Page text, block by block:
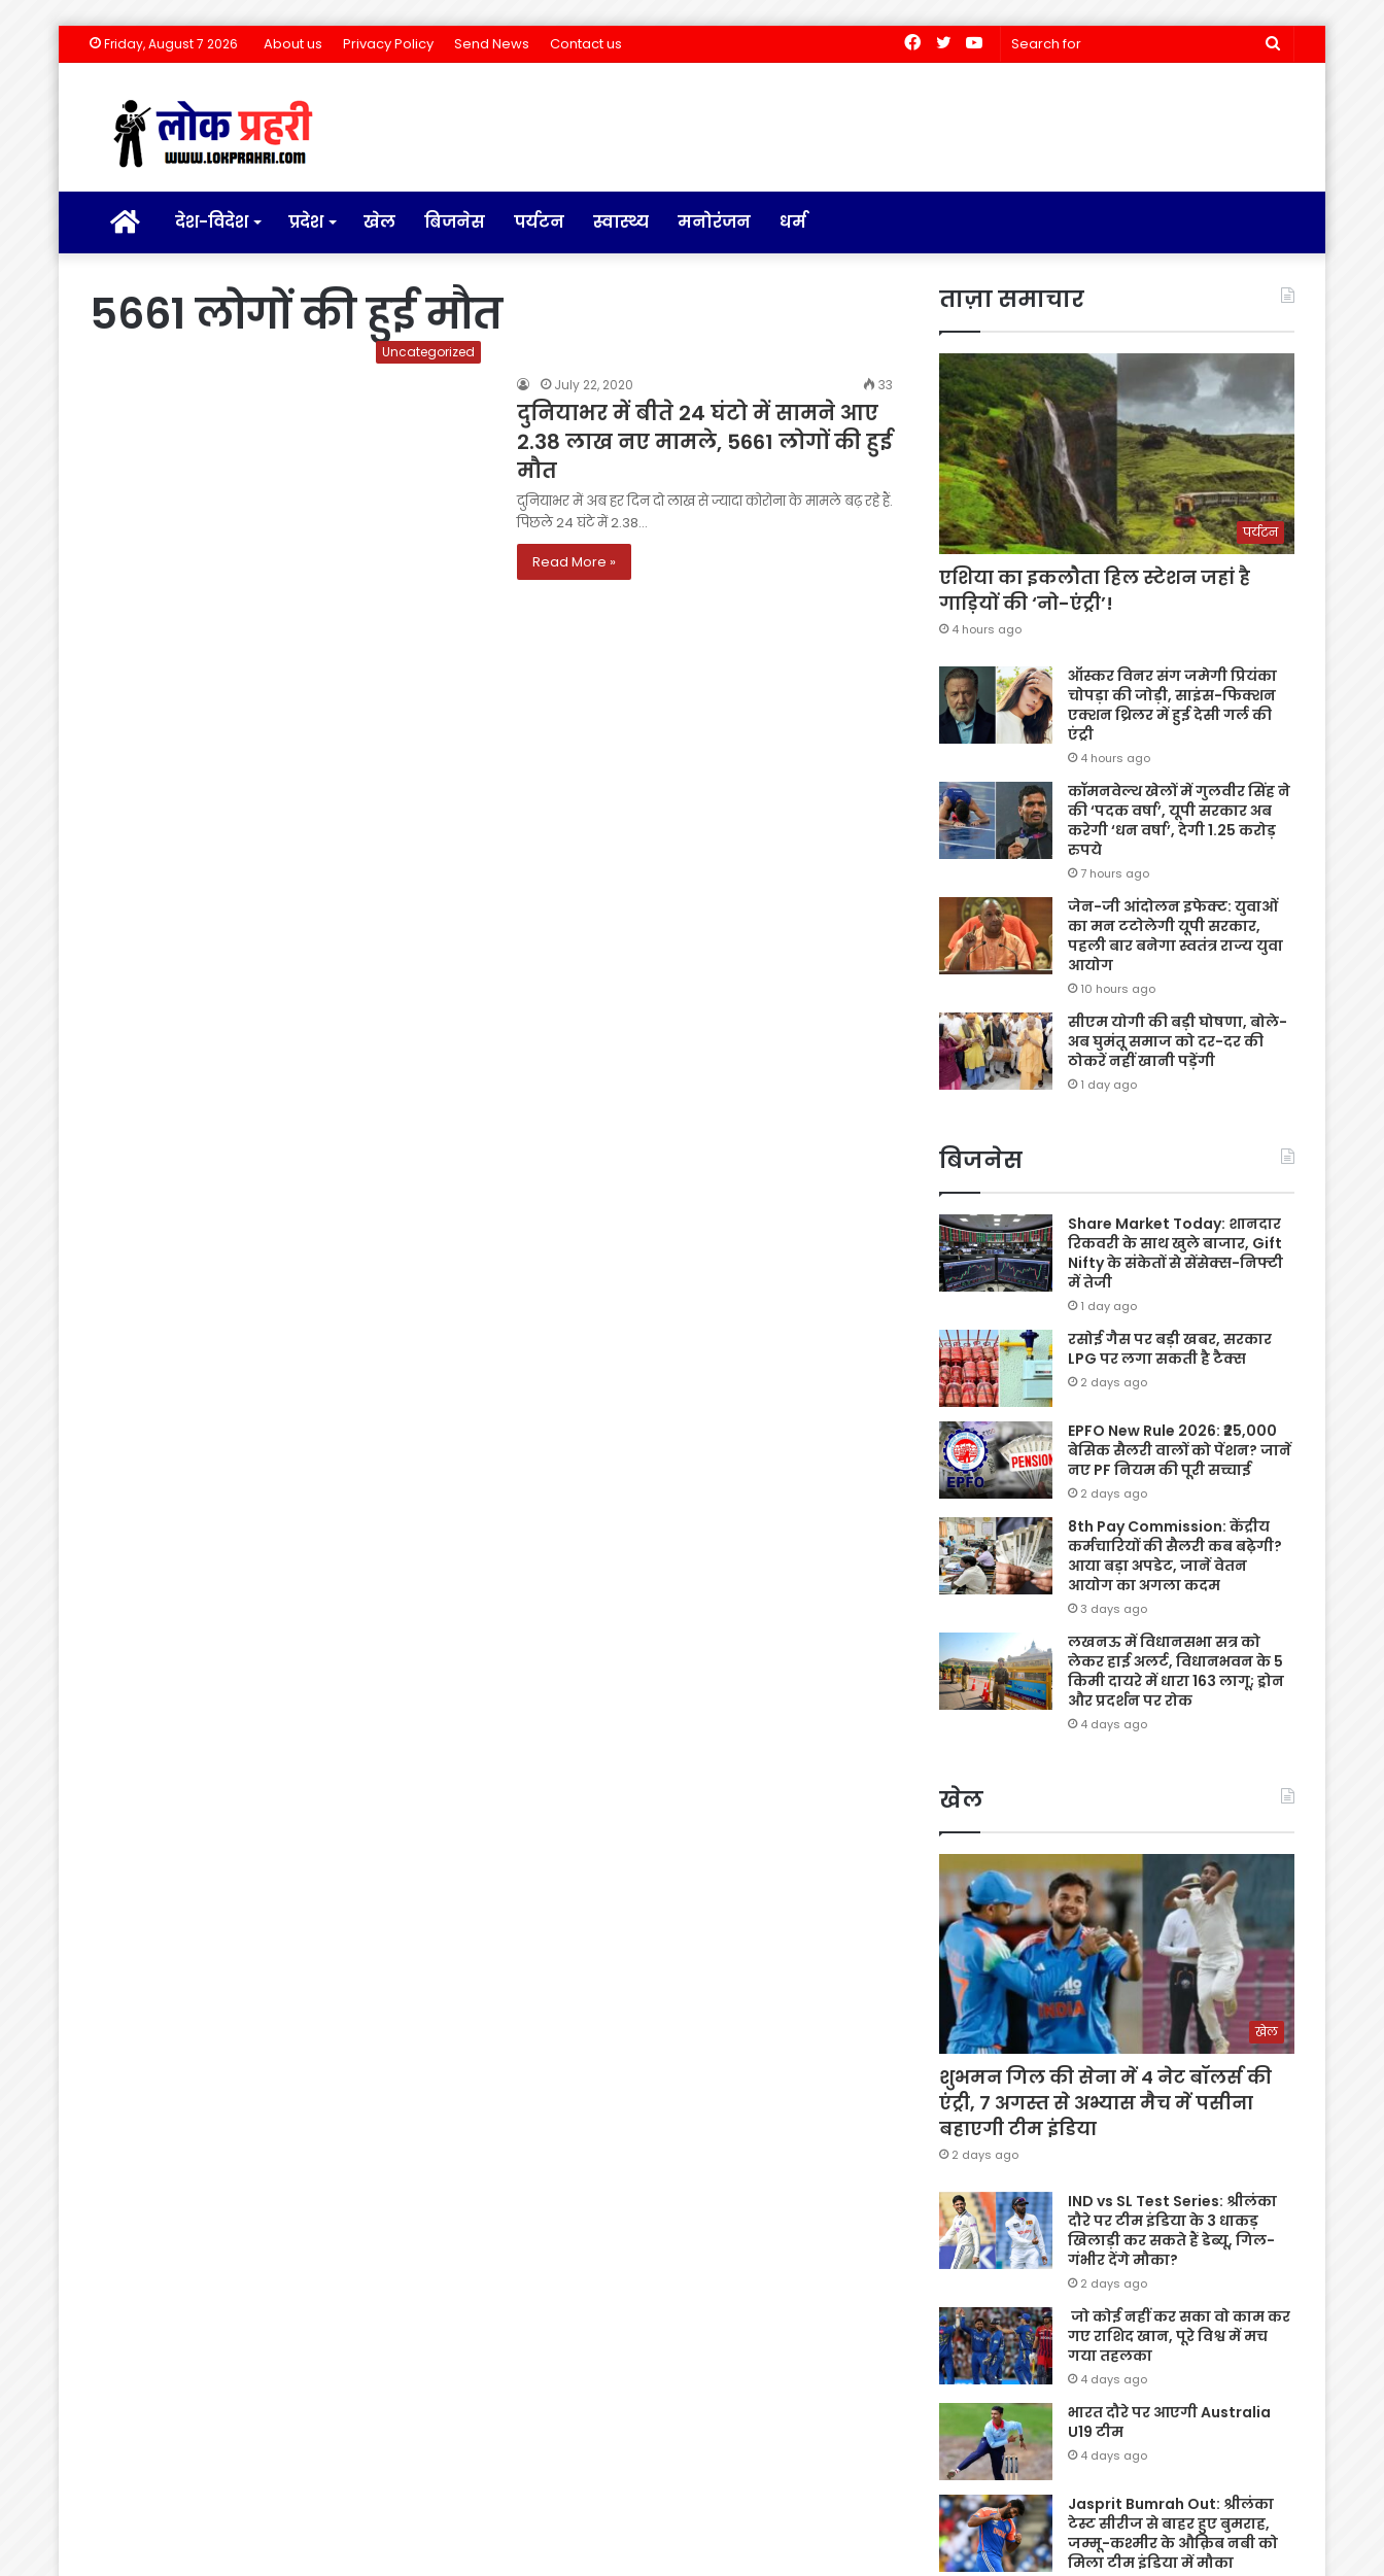
Friday, August 7 2026 About us Privacy Policy Send News Contact us
Search
YouTube
Twitter
Facebook
होम देश-विदेश प्रदेश खेल बिजनेस पर्यटन स्वास्थ्य मनोरंजन धर्म
5661 लोगों की हुई मौत
Uncategorized
July 22, 2020
33
दुनियाभर में बीते 24 घंटो में सामने आए
2.38 लाख नए मामले, 5661 लोगों की हुई
मौत
दुनियाभर में अब हर दिन दो लाख से ज्यादा कोरोना के मामले बढ़ रहे हैं.
पिछले 24 घंटे में 2.38…
Read More »
ताज़ा समाचार
पर्यटन
एशिया का इकलौता हिल स्टेशन जहां है
गाड़ियों की ‘नो-एंट्री’!
4 hours ago
ऑस्कर विनर संग जमेगी प्रियंका
चोपड़ा की जोड़ी, साइंस-फिक्शन
एक्शन थ्रिलर में हुई देसी गर्ल की
एंट्री
4 hours ago
कॉमनवेल्थ खेलों में गुलवीर सिंह ने
की ‘पदक वर्षा’, यूपी सरकार अब
करेगी ‘धन वर्षा’, देगी 1.25 करोड़
रुपये
7 hours ago
जेन-जी आंदोलन इफेक्ट: युवाओं
का मन टटोलेगी यूपी सरकार,
पहली बार बनेगा स्वतंत्र राज्य युवा
आयोग
10 hours ago
सीएम योगी की बड़ी घोषणा, बोले-
अब घुमंतू समाज को दर-दर की
ठोकरें नहीं खानी पड़ेंगी
1 day ago
बिजनेस
Share Market Today: शानदार
रिकवरी के साथ खुले बाजार, Gift
Nifty के संकेतों से सेंसेक्स-निफ्टी
में तेजी
1 day ago
रसोई गैस पर बड़ी खबर, सरकार
LPG पर लगा सकती है टैक्स
2 days ago
EPFO New Rule 2026: ₹25,000
बेसिक सैलरी वालों को पेंशन? जानें
नए PF नियम की पूरी सच्चाई
2 days ago
8th Pay Commission: केंद्रीय
कर्मचारियों की सैलरी कब बढ़ेगी?
आया बड़ा अपडेट, जानें वेतन
आयोग का अगला कदम
3 days ago
लखनऊ में विधानसभा सत्र को
लेकर हाई अलर्ट, विधानभवन के 5
किमी दायरे में धारा 163 लागू; ड्रोन
और प्रदर्शन पर रोक
4 days ago
खेल
खेल
शुभमन गिल की सेना में 4 नेट बॉलर्स की
एंट्री, 7 अगस्त से अभ्यास मैच में पसीना
बहाएगी टीम इंडिया
2 days ago
IND vs SL Test Series: श्रीलंका
दौरे पर टीम इंडिया के 3 धाकड़
खिलाड़ी कर सकते हैं डेब्यू, गिल-
गंभीर देंगे मौका?
2 days ago
जो कोई नहीं कर सका वो काम कर
गए राशिद खान, पूरे विश्व में मच
गया तहलका
4 days ago
भारत दौरे पर आएगी Australia
U19 टीम
4 days ago
Jasprit Bumrah Out: श्रीलंका
टेस्ट सीरीज से बाहर हुए बुमराह,
जम्मू-कश्मीर के औक़िब नबी को
मिला टीम इंडिया में मौका